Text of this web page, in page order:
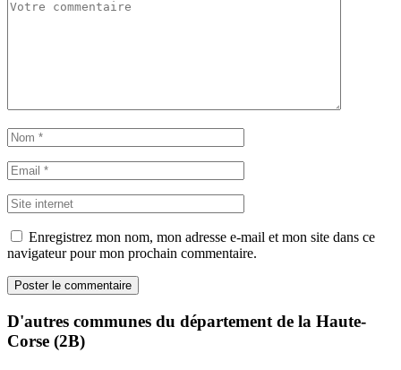
Enregistrez mon nom, mon adresse e-mail et mon site dans ce
navigateur pour mon prochain commentaire.
D'autres communes du département de la Haute-
Corse (2B)